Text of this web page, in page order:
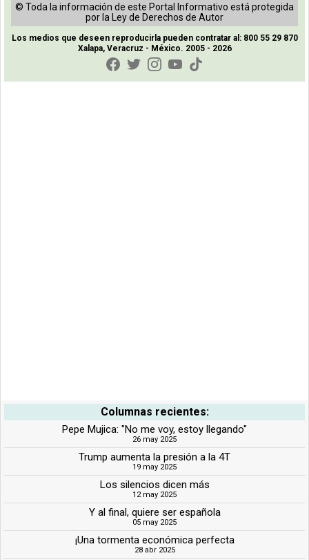
© Toda la información de este Portal Informativo está protegida
por la Ley de Derechos de Autor
Los medios que deseen reproducirla pueden contratar al: 800 55 29 870
Xalapa, Veracruz - México. 2005 - 2026
Columnas recientes:
Pepe Mujica: "No me voy, estoy llegando"
26 may 2025
Trump aumenta la presión a la 4T
19 may 2025
Los silencios dicen más
12 may 2025
Y al final, quiere ser española
05 may 2025
¡Una tormenta económica perfecta
28 abr 2025